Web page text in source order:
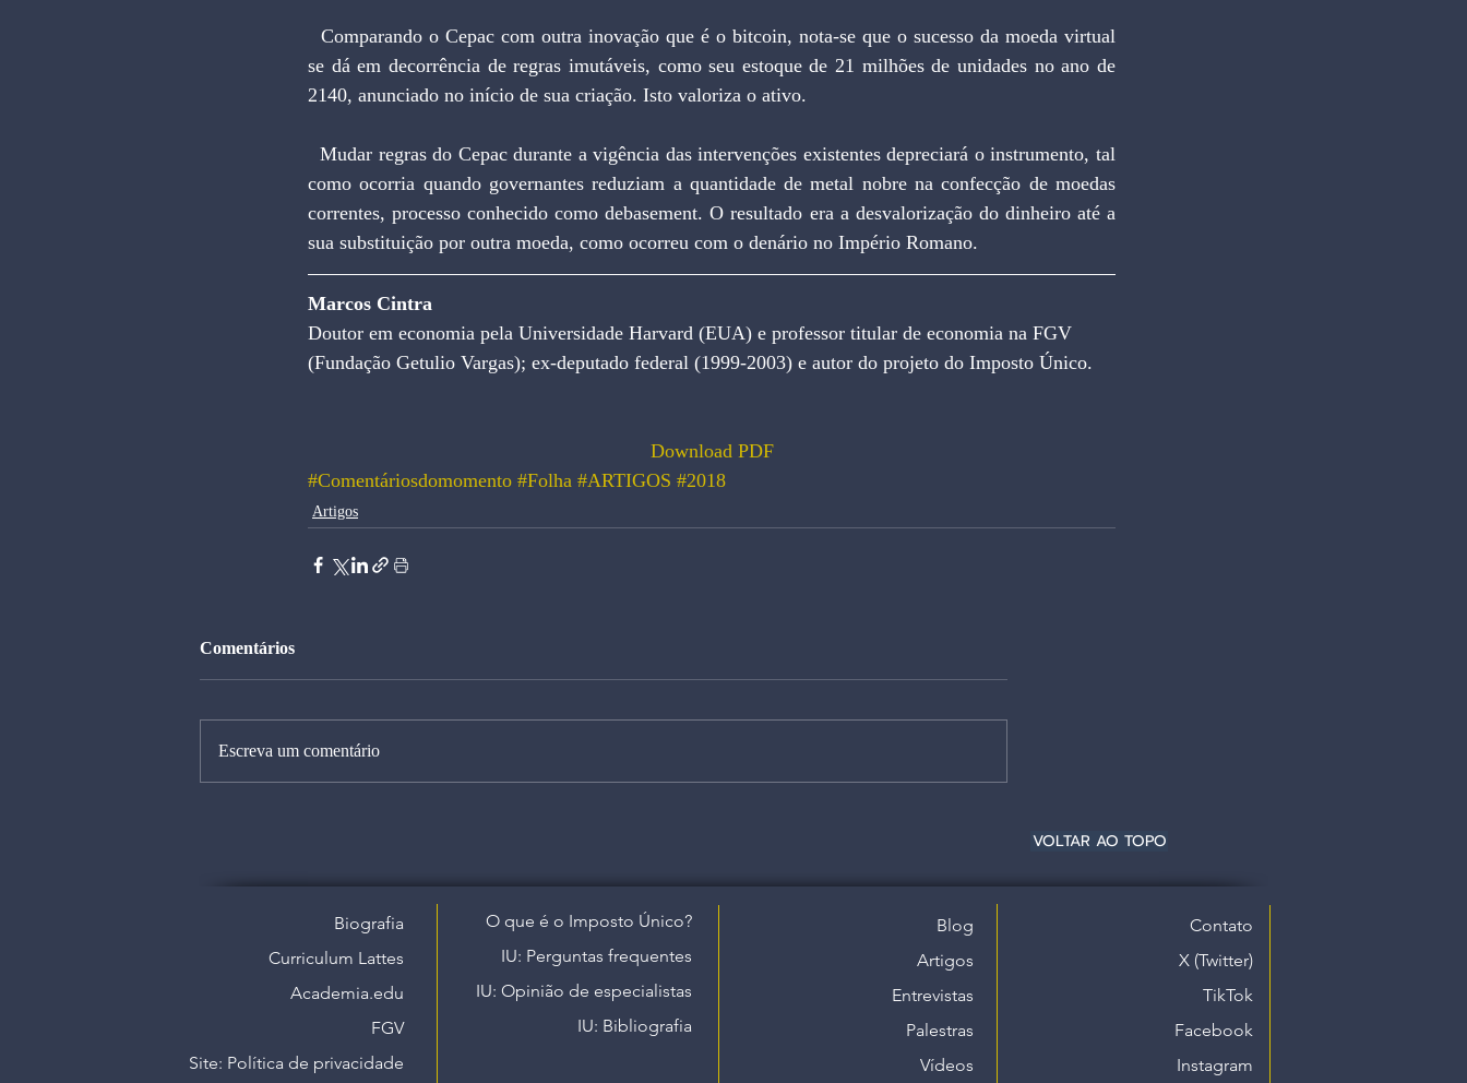
se dá em decorrência de regras imutáveis, como seu estoque de 21 milhões de unidades no ano de
2140, anunciado no início de sua criação. Isto valoriza o ativo.
  Mudar regras do Cepac durante a vigência das intervenções existentes depreciará o instrumento, tal
como ocorria quando governantes reduziam a quantidade de metal nobre na confecção de moedas
correntes, processo conhecido como debasement. O resultado era a desvalorização do dinheiro até a
sua substituição por outra moeda, como ocorreu com o denário no Império Romano.
Marcos Cintra
Doutor em economia pela Universidade Harvard (EUA) e professor titular de economia na FGV
(Fundação Getulio Vargas); ex-deputado federal (1999-2003) e autor do projeto do Imposto Único.
Download PDF
#Comentáriosdomomento #Folha #ARTIGOS #2018
Artigos
Comentários
Escreva um comentário
VOLTAR AO TOPO
Biografia
Curriculum Lattes
Academia.edu
FGV
Site: Política de privacidade​
O que é o Imposto Único?
IU: Perguntas frequentes
IU: Opinião de especialistas
IU: Bibliografia
Blog
Artigos
Entrevistas
Palestras
Vídeos
Contato
X (Twitter)
TikTok
Facebook
Instagram